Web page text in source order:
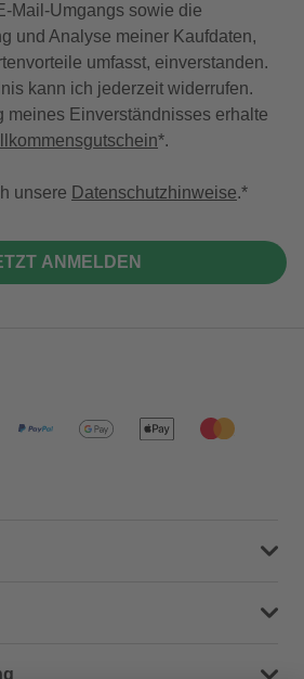
Mail-Umgangs sowie die
und Analyse meiner Kaufdaten,
umfasst, einverstanden.
kann ich jederzeit widerrufen.
meines Einverständnisses erhalte
*.
unsere Datenschutzhinweise.
ANMELDEN